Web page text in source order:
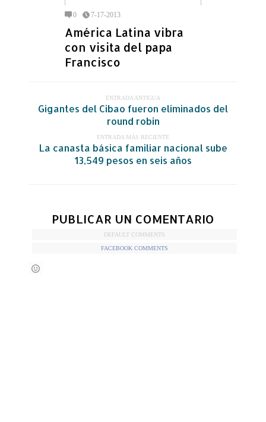
0 7-17-2013
América Latina vibra
con visita del papa
Francisco
ENTRADA ANTIGUA
Gigantes del Cibao fueron eliminados del
round robin
ENTRADA MÁS RECIENTE
La canasta básica familiar nacional sube
13,549 pesos en seis años
PUBLICAR UN COMENTARIO
DEFAULT COMMENTS
FACEBOOK COMMENTS